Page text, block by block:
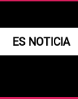
ES NOTICIA